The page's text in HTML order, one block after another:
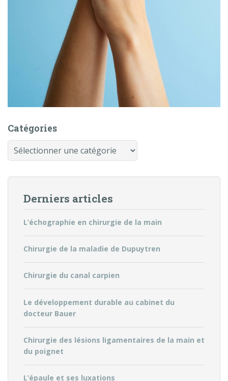
Catégories
Catégories
Derniers articles
L’échographie en chirurgie de la main
Chirurgie de la maladie de Dupuytren
Chirurgie du canal carpien
Le développement durable au cabinet du
docteur Bauer
Chirurgie des lésions ligamentaires de la main et
du poignet
L’épaule et ses luxations